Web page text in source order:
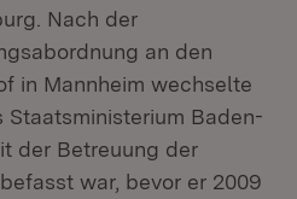
Fenster)
Nach der
an den
in Mannheim wechselte
Staatsministerium Baden-
der Betreuung der
war, bevor er 2009